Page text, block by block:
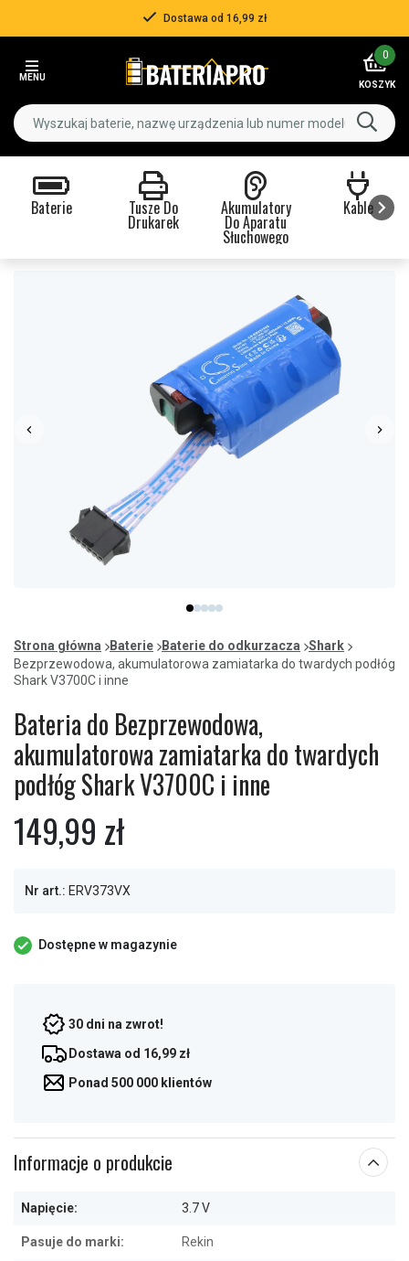
Dostawa od 16,99 zł
MENU
0
KOSZYK
Baterie Tusze Do
Drukarek
Akumulatory
Do Aparatu
Słuchowego
Kable
item
0
item
1
item
2
item
3
item
4
of
5
Strona główna Baterie Baterie do odkurzacza
Shark
Bezprzewodowa, akumulatorowa zamiatarka do twardych podłóg
Shark V3700C i inne
Bateria do Bezprzewodowa,
akumulatorowa zamiatarka do twardych
podłóg Shark V3700C i inne
149,99 zł
Nr art.: ERV373VX
Dostępne w magazynie
30 dni na zwrot!
Dostawa od 16,99 zł
Ponad 500 000 klientów
Informacje o produkcie
Napięcie: 3.7 V
Pasuje do marki: Rekin